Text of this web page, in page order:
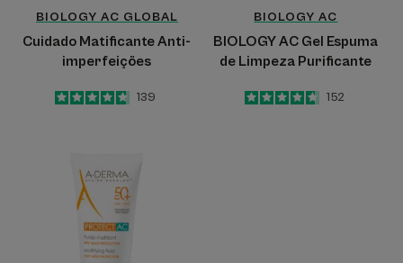
BIOLOGY AC GLOBAL
Cuidado Matificante Anti-
imperfeições
4.7
/
5
139
BIOLOGY AC
BIOLOGY AC Gel Espuma
de Limpeza Purificante
4.7
/5
152
50+
fluido
solar
rosto
matificante